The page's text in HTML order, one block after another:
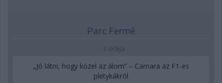
Parc Fermé
3 órája
„Jó látni, hogy közel az álom” – Camara az F1-es
pletykákról